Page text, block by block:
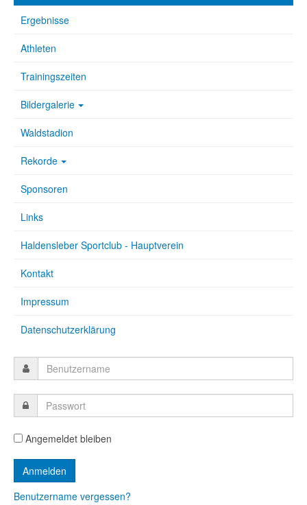
Ergebnisse
Athleten
Trainingszeiten
Bildergalerie
Waldstadion
Rekorde
Sponsoren
Links
Haldensleber Sportclub - Hauptverein
Kontakt
Impressum
Datenschutzerklärung
Angemeldet bleiben
Benutzername vergessen?